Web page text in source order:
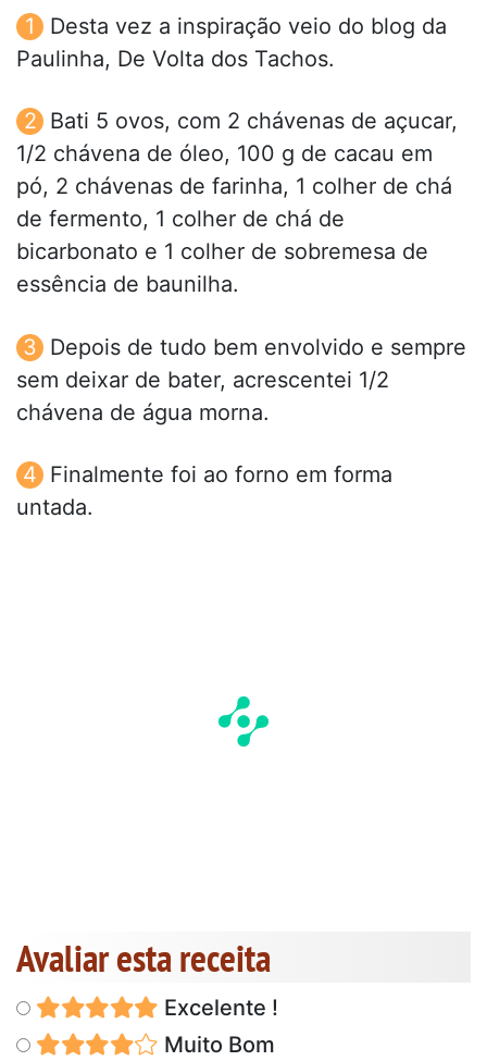
Desta vez a inspiração veio do blog da
Paulinha, De Volta dos Tachos.
Bati 5 ovos, com 2 chávenas de açucar,
1/2 chávena de óleo, 100 g de cacau em
pó, 2 chávenas de farinha, 1 colher de chá
de fermento, 1 colher de chá de
bicarbonato e 1 colher de sobremesa de
essência de baunilha.
Depois de tudo bem envolvido e sempre
sem deixar de bater, acrescentei 1/2
chávena de água morna.
Finalmente foi ao forno em forma
untada.
Avaliar esta receita
Excelente !
Muito Bom